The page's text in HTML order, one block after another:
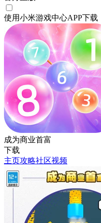
使用小米游戏中心APP下载
成为商业首富
下载
主页攻略社区视频